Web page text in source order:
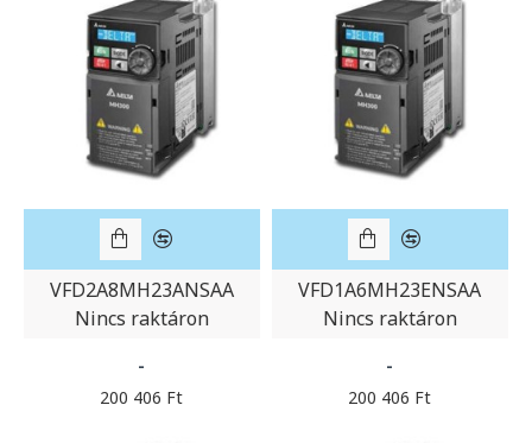
VFD2A8MH23ANSAA
Nincs raktáron
-
200 406 Ft
VFD1A6MH23ENSAA
Nincs raktáron
-
200 406 Ft